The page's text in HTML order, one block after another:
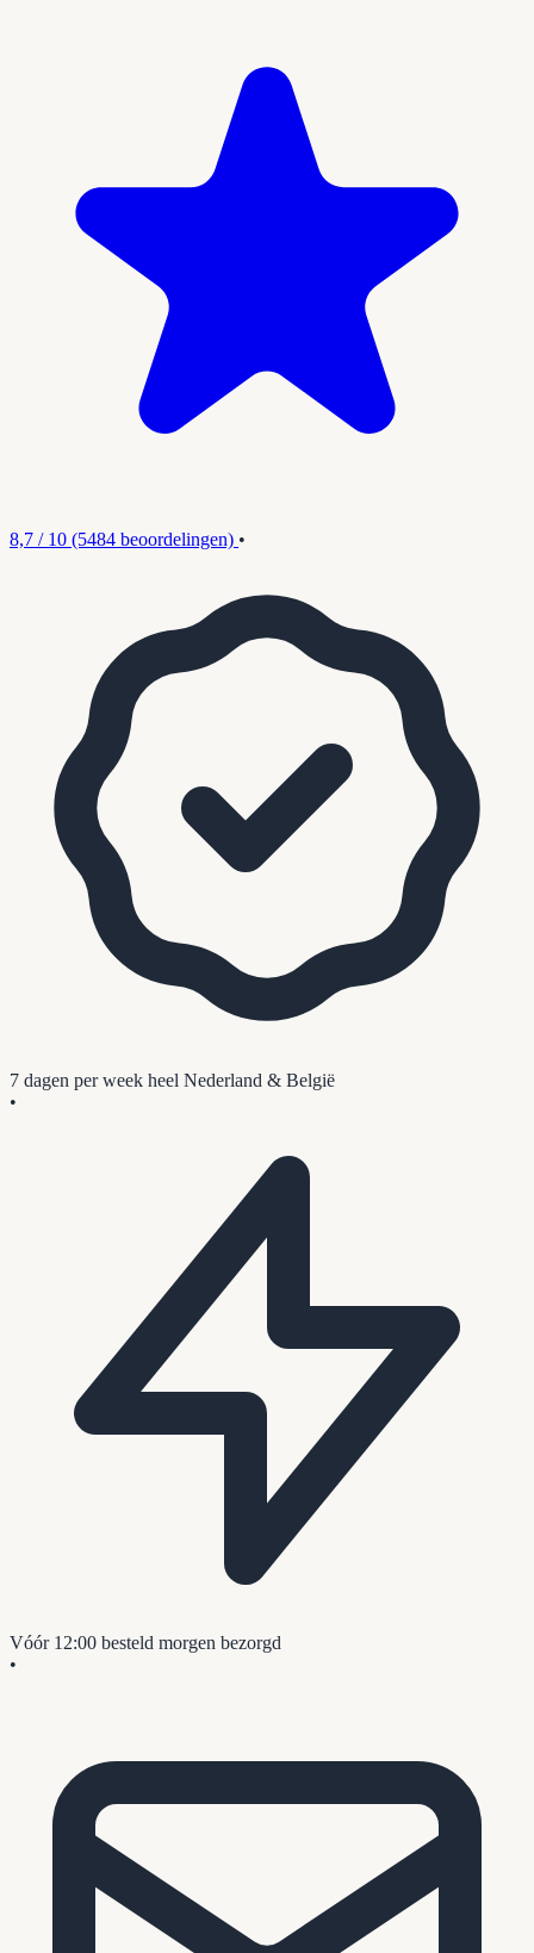
8,7 / 10 (5484 beoordelingen) •
7 dagen per week heel Nederland & België
•
Vóór 12:00 besteld morgen bezorgd
•